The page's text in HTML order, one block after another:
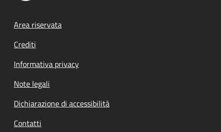
Footer menu
Area riservata
Crediti
Informativa privacy
Note legali
Dichiarazione di accessibilità
Contatti